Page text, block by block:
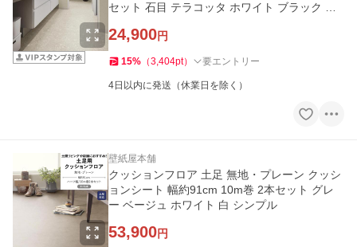
セット 石目 テラコッタ ホワイト ブラック ベ
24,900円
15% （3,404pt） 要エントリー
4日以内に発送（休業日を除く）
壁紙屋本舗
クッションフロア 土足 無地・プレーン クッシ
ョンシート 幅約91cm 10m巻 2本セット グレ
ー ベージュ ホワイト 白 シンプル
53,900円